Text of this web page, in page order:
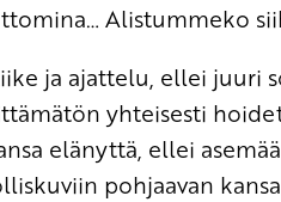
Alistummeko
ja ajattelu, ellei juuri
yhteisesti
elänyttä, ellei
pohjaavan